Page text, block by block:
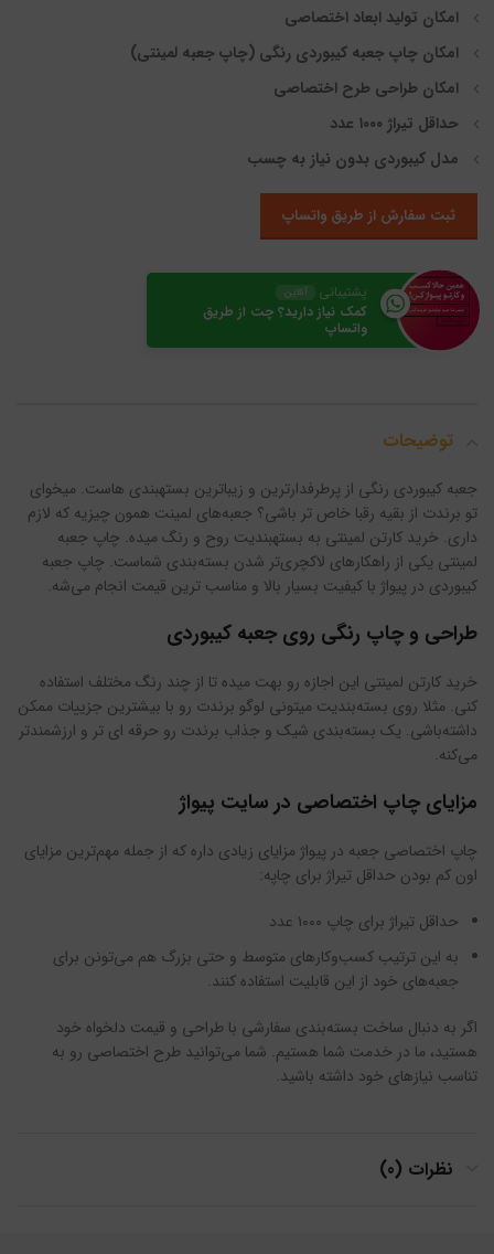
امکان تولید ابعاد اختصاصی
امکان چاپ جعبه کیبوردی رنگی (چاپ جعبه لمینتی)
امکان طراحی طرح اختصاصی
حداقل تیراژ ۱۰۰۰ عدد
مدل کیبوردی بدون نیاز به چسب
ثبت سفارش از طریق واتساپ
پشتیبانی آنلاین
کمک نیاز دارید؟ چت از طریق
واتساپ
توضیحات
جعبه کیبوردی رنگی از پرطرفدارترین و زیباترین بسته‎بندی هاست. میخوای
تو برندت از بقیه رقبا خاص تر باشی؟ جعبه‌های لمینت همون چیزیه که لازم
داری. خرید کارتن لمینتی به بسته‎بندیت روح و رنگ میده. چاپ جعبه
لمینتی یکی از راهکارهای لاکچری‌تر شدن بسته‌بندی شماست. چاپ جعبه
کیبوردی در پیواژ با کیفیت بسیار بالا و مناسب ترین قیمت انجام می‌شه.
طراحی و چاپ رنگی روی جعبه کیبوردی
خرید کارتن لمینتی این اجازه رو بهت میده تا از چند رنگ مختلف استفاده
کنی. مثلا روی بسته‌بندیت میتونی لوگو برندت رو با بیشترین جزییات ممکن
داشته‌باشی. یک بسته‌بندی شیک و جذاب برندت رو حرقه ای تر و ارزشمندتر
می‌کنه.
مزایای چاپ اختصاصی در سایت پیواژ
چاپ اختصاصی جعبه در پیواژ مزایای زیادی داره که از جمله مهم‌ترین‌ مزایای
اون کم بودن حداقل تیراژ برای چاپه:
حداقل تیراژ برای چاپ ۱۰۰۰ عدد
به این ترتیب کسب‌وکارهای متوسط و حتی بزرگ هم می‌تونن برای
جعبه‌های خود از این قابلیت استفاده کنند.
اگر به دنبال ساخت بسته‌بندی سفارشی با طراحی و قیمت دلخواه خود
هستید، ما در خدمت شما هستیم. شما می‌توانید طرح اختصاصی رو به
تناسب نیازهای خود داشته باشید.
نظرات (0)